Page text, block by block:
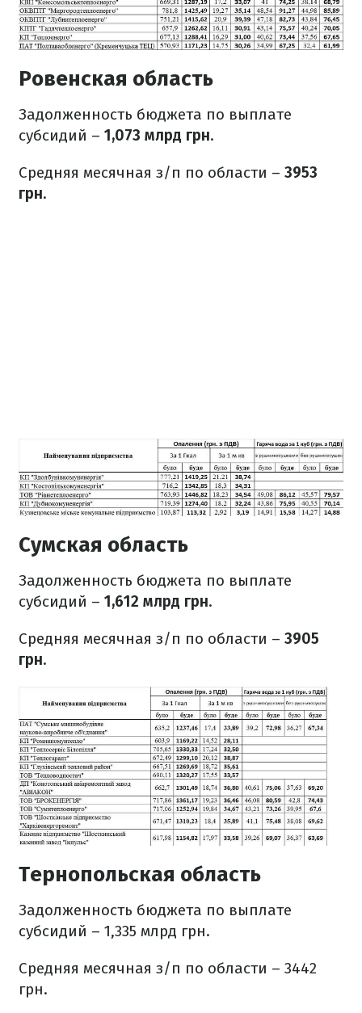
Ровенская область
Задолженность бюджета по выплате
субсидий – 1,073 млрд грн.
Средняя месячная з/п по области – 3953
грн.
Сумская область
Задолженность бюджета по выплате
субсидий – 1,612 млрд грн.
Средняя месячная з/п по области – 3905
грн.
Тернопольская область
Задолженность бюджета по выплате
субсидий – 1,335 млрд грн.
Средняя месячная з/п по области – 3442
грн.